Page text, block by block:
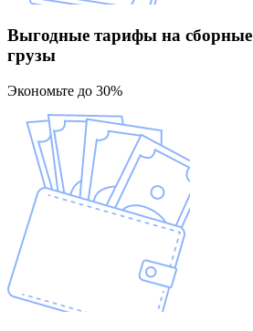
Выгодные тарифы на сборные
грузы
Экономьте до 30%